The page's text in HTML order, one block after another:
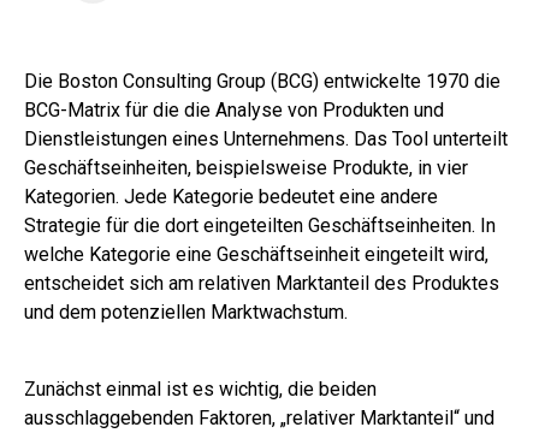
Die Boston Consulting Group (BCG) entwickelte 1970 die
BCG-Matrix für die die Analyse von Produkten und
Dienstleistungen eines Unternehmens. Das Tool unterteilt
Geschäftseinheiten, beispielsweise Produkte, in vier
Kategorien. Jede Kategorie bedeutet eine andere
Strategie für die dort eingeteilten Geschäftseinheiten. In
welche Kategorie eine Geschäftseinheit eingeteilt wird,
entscheidet sich am relativen Marktanteil des Produktes
und dem potenziellen Marktwachstum.
Zunächst einmal ist es wichtig, die beiden
ausschlaggebenden Faktoren, „relativer Marktanteil“ und